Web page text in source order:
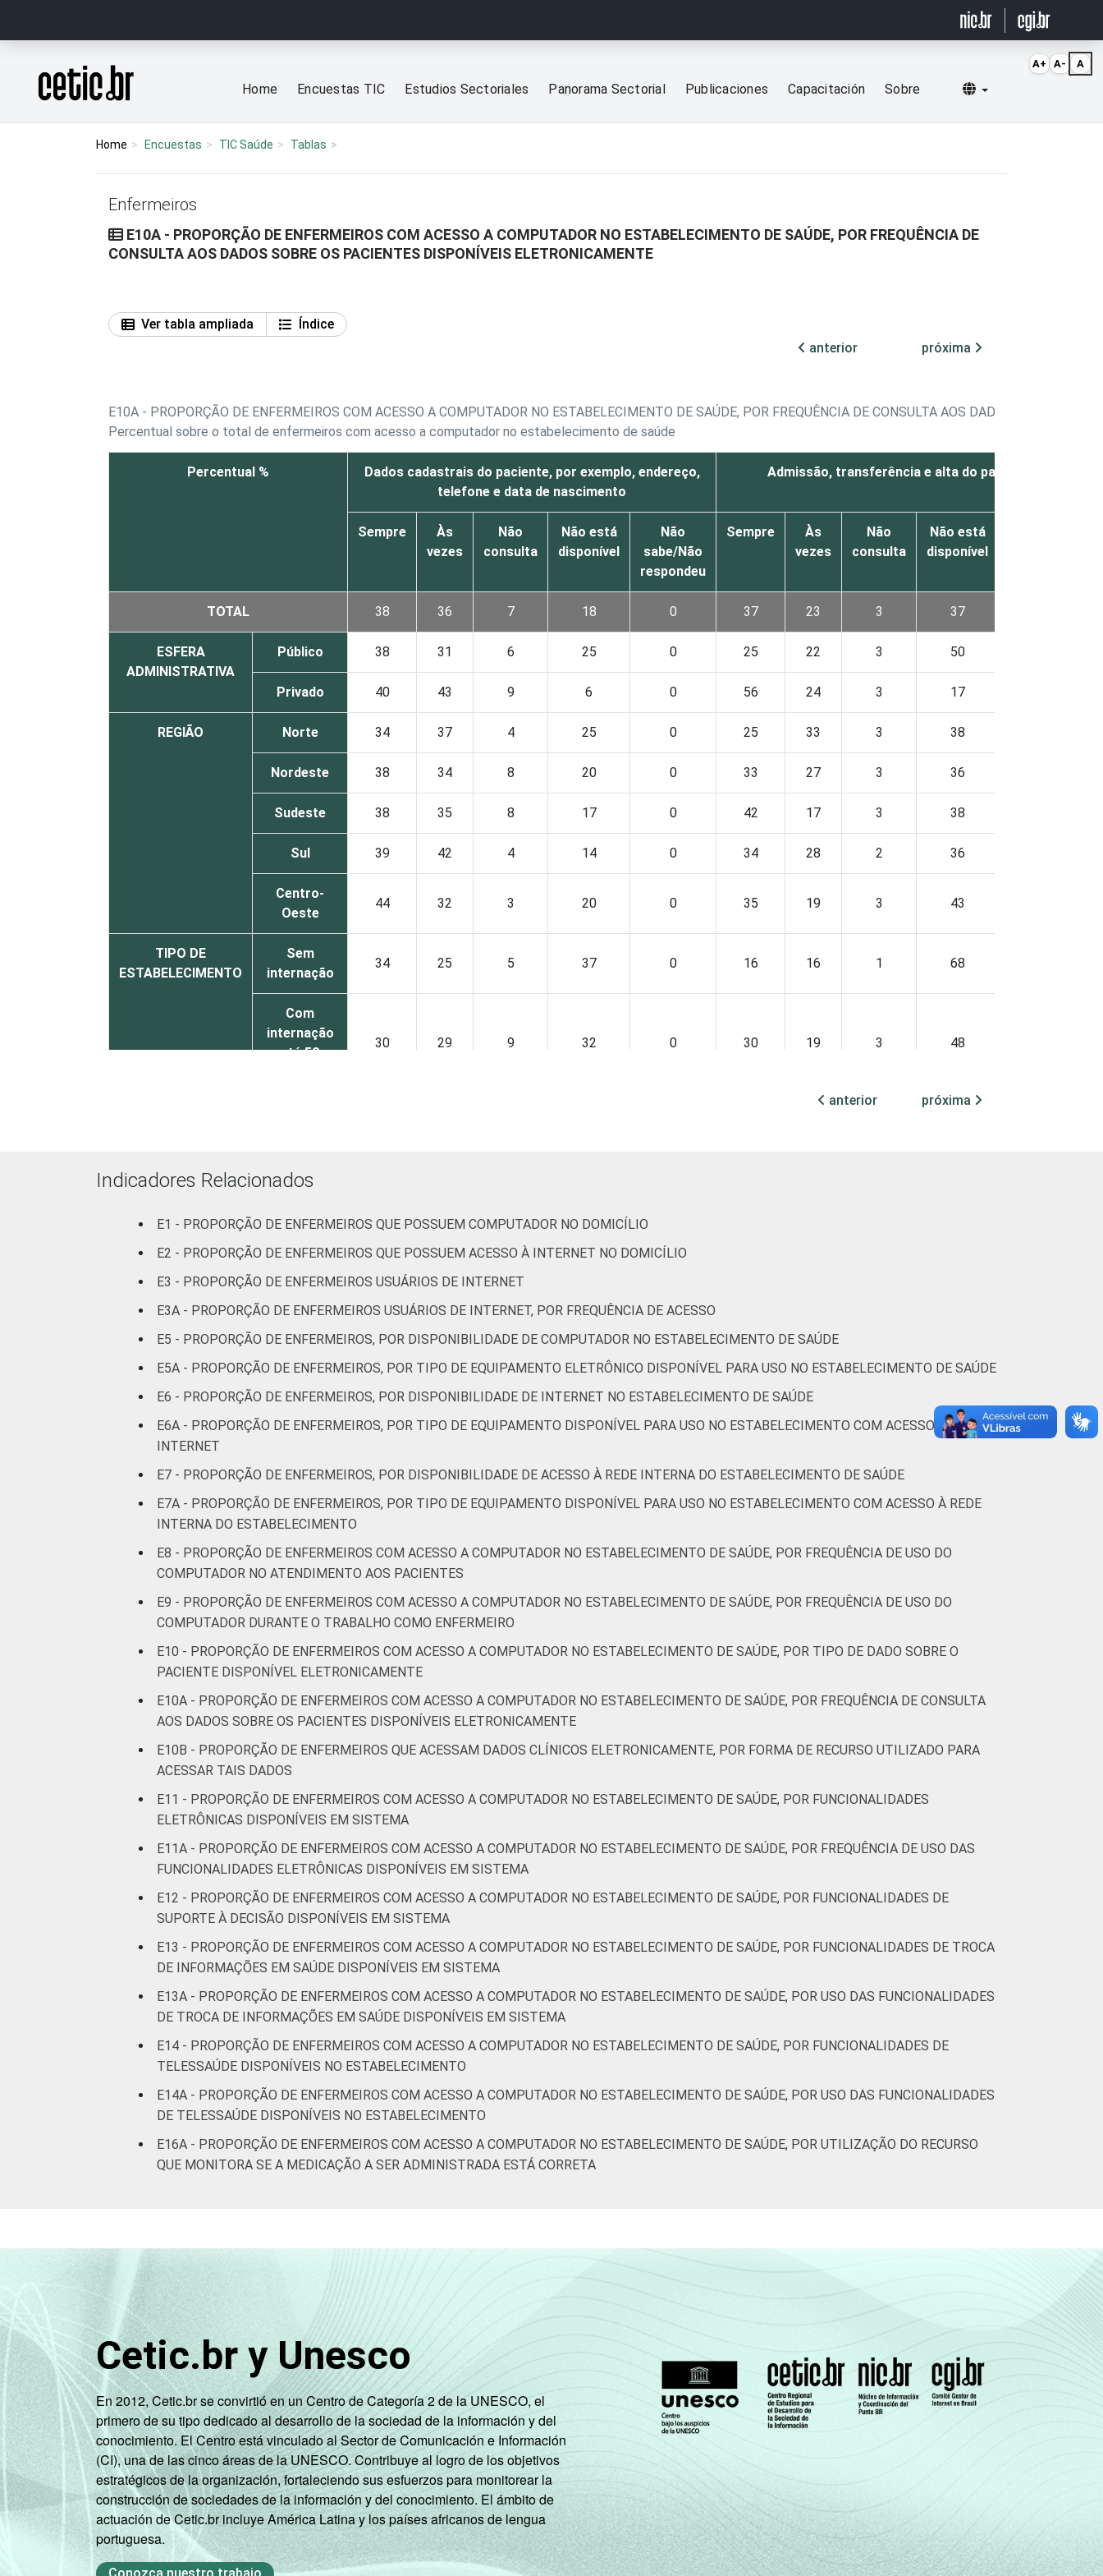
Página inicial
Home Encuestas TIC Estudios Sectoriales Panorama Sectorial Publicaciones Capacitación Sobre Selecionar idioma
Home Encuestas TIC Saúde Tablas
Enfermeiros
E10A - PROPORÇÃO DE ENFERMEIROS COM ACESSO A COMPUTADOR NO ESTABELECIMENTO DE SAÚDE, POR FREQUÊNCIA DE
CONSULTA AOS DADOS SOBRE OS PACIENTES DISPONÍVEIS ELETRONICAMENTE
Ver tabla ampliada
Índice
anterior
próxima
E10A - PROPORÇÃO DE ENFERMEIROS COM ACESSO A COMPUTADOR NO ESTABELECIMENTO DE SAÚDE, POR FREQUÊNCIA DE CONSULTA AOS DADOS SOBRE OS
Percentual sobre o total de enfermeiros com acesso a computador no estabelecimento de saúde
Percentual %
Dados cadastrais do paciente, por exemplo, endereço,
telefone e data de nascimento
Admissão, transferência e alta do paciente
Sempre
Às
vezes
Não
consulta
Não está
disponível
Não
sabe/Não
respondeu
Sempre
Às
vezes
Não
consulta
Não está
disponível
TOTAL 38 36 7 18 0 37 23 3 37
ESFERA
ADMINISTRATIVA
Público 38 31 6 25 0 25 22 3 50
Privado 40 43 9 6 0 56 24 3 17
REGIÃO Norte 34 37 4 25 0 25 33 3 38
Nordeste 38 34 8 20 0 33 27 3 36
Sudeste 38 35 8 17 0 42 17 3 38
Sul 39 42 4 14 0 34 28 2 36
Centro-
Oeste
44 32 3 20 0 35 19 3 43
TIPO DE
ESTABELECIMENTO
Sem
internação
34 25 5 37 0 16 16 1 68
Com
internação
até 50
30 29 9 32 0 30 19 3 48
leitos
classificado
36 41 20 3
31 a 40
anos
41 anos ou
mais
LOCALIZAÇÃO Capital 45 37 9 7 0 48 24 3 25
Interior 32 34 5 28 0 27 22 2
Base: 278.004 enfermeiros com acesso a computador no estabelecimento de saúde. Respostas estimuladas. Dados coletados entre novembro de
"Não consulta" refere-se aos profissionais que declararam não consultar o dado, apesar de ele estar disponível.
"Não está disponível" refere-se aos profissionais que declararam não haver disponibilidade eletrônica do dado no estabelecimento de saúde.
Considera-se computador os seguintes equipamentos: computador de mesa, notebook, netbook e tablet.
anterior próxima
Indicadores Relacionados
E1 - PROPORÇÃO DE ENFERMEIROS QUE POSSUEM COMPUTADOR NO DOMICÍLIO
E2 - PROPORÇÃO DE ENFERMEIROS QUE POSSUEM ACESSO À INTERNET NO DOMICÍLIO
E3 - PROPORÇÃO DE ENFERMEIROS USUÁRIOS DE INTERNET
E3A - PROPORÇÃO DE ENFERMEIROS USUÁRIOS DE INTERNET, POR FREQUÊNCIA DE ACESSO
E5 - PROPORÇÃO DE ENFERMEIROS, POR DISPONIBILIDADE DE COMPUTADOR NO ESTABELECIMENTO DE SAÚDE
E5A - PROPORÇÃO DE ENFERMEIROS, POR TIPO DE EQUIPAMENTO ELETRÔNICO DISPONÍVEL PARA USO NO ESTABELECIMENTO DE SAÚDE
E6 - PROPORÇÃO DE ENFERMEIROS, POR DISPONIBILIDADE DE INTERNET NO ESTABELECIMENTO DE SAÚDE
E6A - PROPORÇÃO DE ENFERMEIROS, POR TIPO DE EQUIPAMENTO DISPONÍVEL PARA USO NO ESTABELECIMENTO COM ACESSO À
INTERNET
E7 - PROPORÇÃO DE ENFERMEIROS, POR DISPONIBILIDADE DE ACESSO À REDE INTERNA DO ESTABELECIMENTO DE SAÚDE
E7A - PROPORÇÃO DE ENFERMEIROS, POR TIPO DE EQUIPAMENTO DISPONÍVEL PARA USO NO ESTABELECIMENTO COM ACESSO À REDE
INTERNA DO ESTABELECIMENTO
E8 - PROPORÇÃO DE ENFERMEIROS COM ACESSO A COMPUTADOR NO ESTABELECIMENTO DE SAÚDE, POR FREQUÊNCIA DE USO DO
COMPUTADOR NO ATENDIMENTO AOS PACIENTES
E9 - PROPORÇÃO DE ENFERMEIROS COM ACESSO A COMPUTADOR NO ESTABELECIMENTO DE SAÚDE, POR FREQUÊNCIA DE USO DO
COMPUTADOR DURANTE O TRABALHO COMO ENFERMEIRO
E10 - PROPORÇÃO DE ENFERMEIROS COM ACESSO A COMPUTADOR NO ESTABELECIMENTO DE SAÚDE, POR TIPO DE DADO SOBRE O
PACIENTE DISPONÍVEL ELETRONICAMENTE
E10A - PROPORÇÃO DE ENFERMEIROS COM ACESSO A COMPUTADOR NO ESTABELECIMENTO DE SAÚDE, POR FREQUÊNCIA DE CONSULTA
AOS DADOS SOBRE OS PACIENTES DISPONÍVEIS ELETRONICAMENTE
E10B - PROPORÇÃO DE ENFERMEIROS QUE ACESSAM DADOS CLÍNICOS ELETRONICAMENTE, POR FORMA DE RECURSO UTILIZADO PARA
ACESSAR TAIS DADOS
E11 - PROPORÇÃO DE ENFERMEIROS COM ACESSO A COMPUTADOR NO ESTABELECIMENTO DE SAÚDE, POR FUNCIONALIDADES
ELETRÔNICAS DISPONÍVEIS EM SISTEMA
E11A - PROPORÇÃO DE ENFERMEIROS COM ACESSO A COMPUTADOR NO ESTABELECIMENTO DE SAÚDE, POR FREQUÊNCIA DE USO DAS
FUNCIONALIDADES ELETRÔNICAS DISPONÍVEIS EM SISTEMA
E12 - PROPORÇÃO DE ENFERMEIROS COM ACESSO A COMPUTADOR NO ESTABELECIMENTO DE SAÚDE, POR FUNCIONALIDADES DE
SUPORTE À DECISÃO DISPONÍVEIS EM SISTEMA
E13 - PROPORÇÃO DE ENFERMEIROS COM ACESSO A COMPUTADOR NO ESTABELECIMENTO DE SAÚDE, POR FUNCIONALIDADES DE TROCA
DE INFORMAÇÕES EM SAÚDE DISPONÍVEIS EM SISTEMA
E13A - PROPORÇÃO DE ENFERMEIROS COM ACESSO A COMPUTADOR NO ESTABELECIMENTO DE SAÚDE, POR USO DAS FUNCIONALIDADES
DE TROCA DE INFORMAÇÕES EM SAÚDE DISPONÍVEIS EM SISTEMA
E14 - PROPORÇÃO DE ENFERMEIROS COM ACESSO A COMPUTADOR NO ESTABELECIMENTO DE SAÚDE, POR FUNCIONALIDADES DE
TELESSAÚDE DISPONÍVEIS NO ESTABELECIMENTO
E14A - PROPORÇÃO DE ENFERMEIROS COM ACESSO A COMPUTADOR NO ESTABELECIMENTO DE SAÚDE, POR USO DAS FUNCIONALIDADES
DE TELESSAÚDE DISPONÍVEIS NO ESTABELECIMENTO
E16A - PROPORÇÃO DE ENFERMEIROS COM ACESSO A COMPUTADOR NO ESTABELECIMENTO DE SAÚDE, POR UTILIZAÇÃO DO RECURSO
QUE MONITORA SE A MEDICAÇÃO A SER ADMINISTRADA ESTÁ CORRETA
Cetic.br y Unesco
En 2012, Cetic.br se convirtió en un Centro de Categoría 2 de la UNESCO, el
primero de su tipo dedicado al desarrollo de la sociedad de la información y del
conocimiento. El Centro está vinculado al Sector de Comunicación e Información
(CI), una de las cinco áreas de la UNESCO. Contribuye al logro de los objetivos
estratégicos de la organización, fortaleciendo sus esfuerzos para monitorear la
construcción de sociedades de la información y del conocimiento. El ámbito de
actuación de Cetic.br incluye América Latina y los países africanos de lengua
portuguesa.
A+ A- A